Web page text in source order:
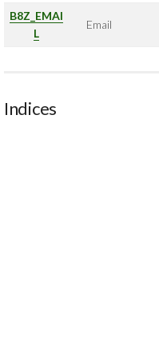
B8Z_EMAI
L
Email
Indices